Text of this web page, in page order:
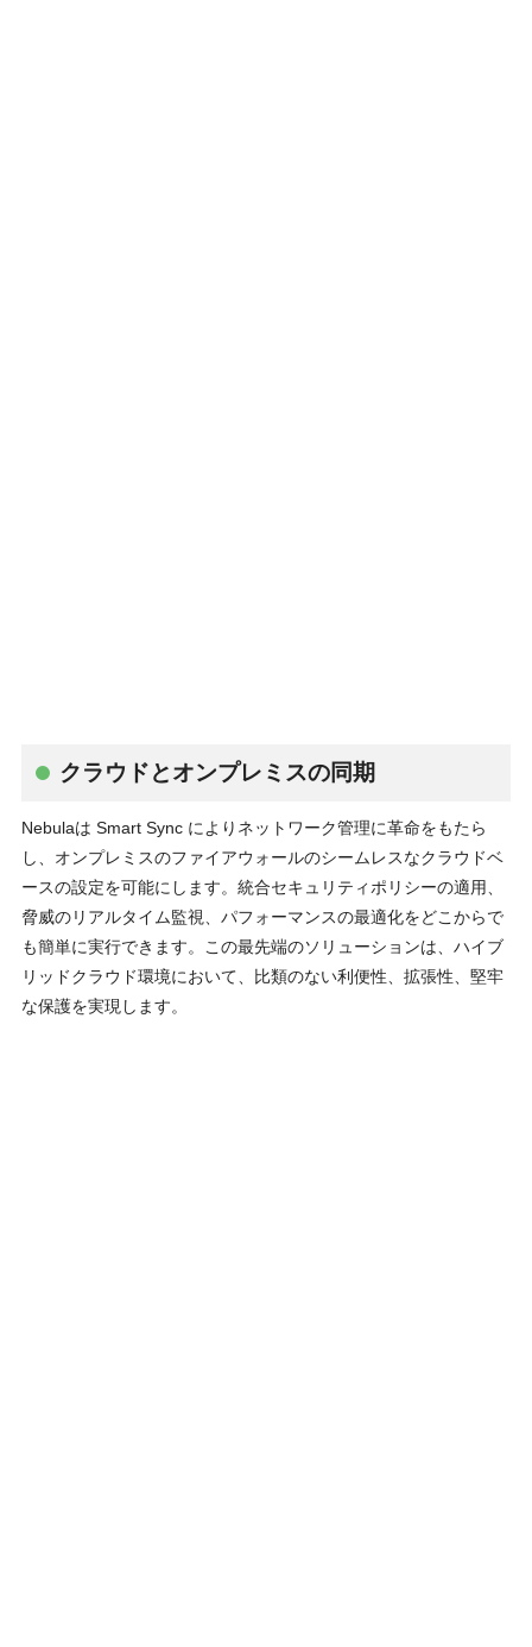
クラウドとオンプレミスの同期
Nebulaは Smart Sync によりネットワーク管理に⾰命をもたら
し、オンプレミスのファイアウォールのシームレスなクラウドベ
ースの設定を可能にします。統合セキュリティポリシーの適⽤、
脅威のリアルタイム監視、パフォーマンスの最適化をどこからで
も簡単に実⾏できます。この最先端のソリューションは、ハイブ
リッドクラウド環境において、⽐類のない利便性、拡張性、堅牢
な保護を実現します。